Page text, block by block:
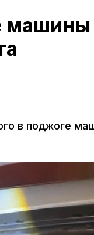
машины
в поджоге